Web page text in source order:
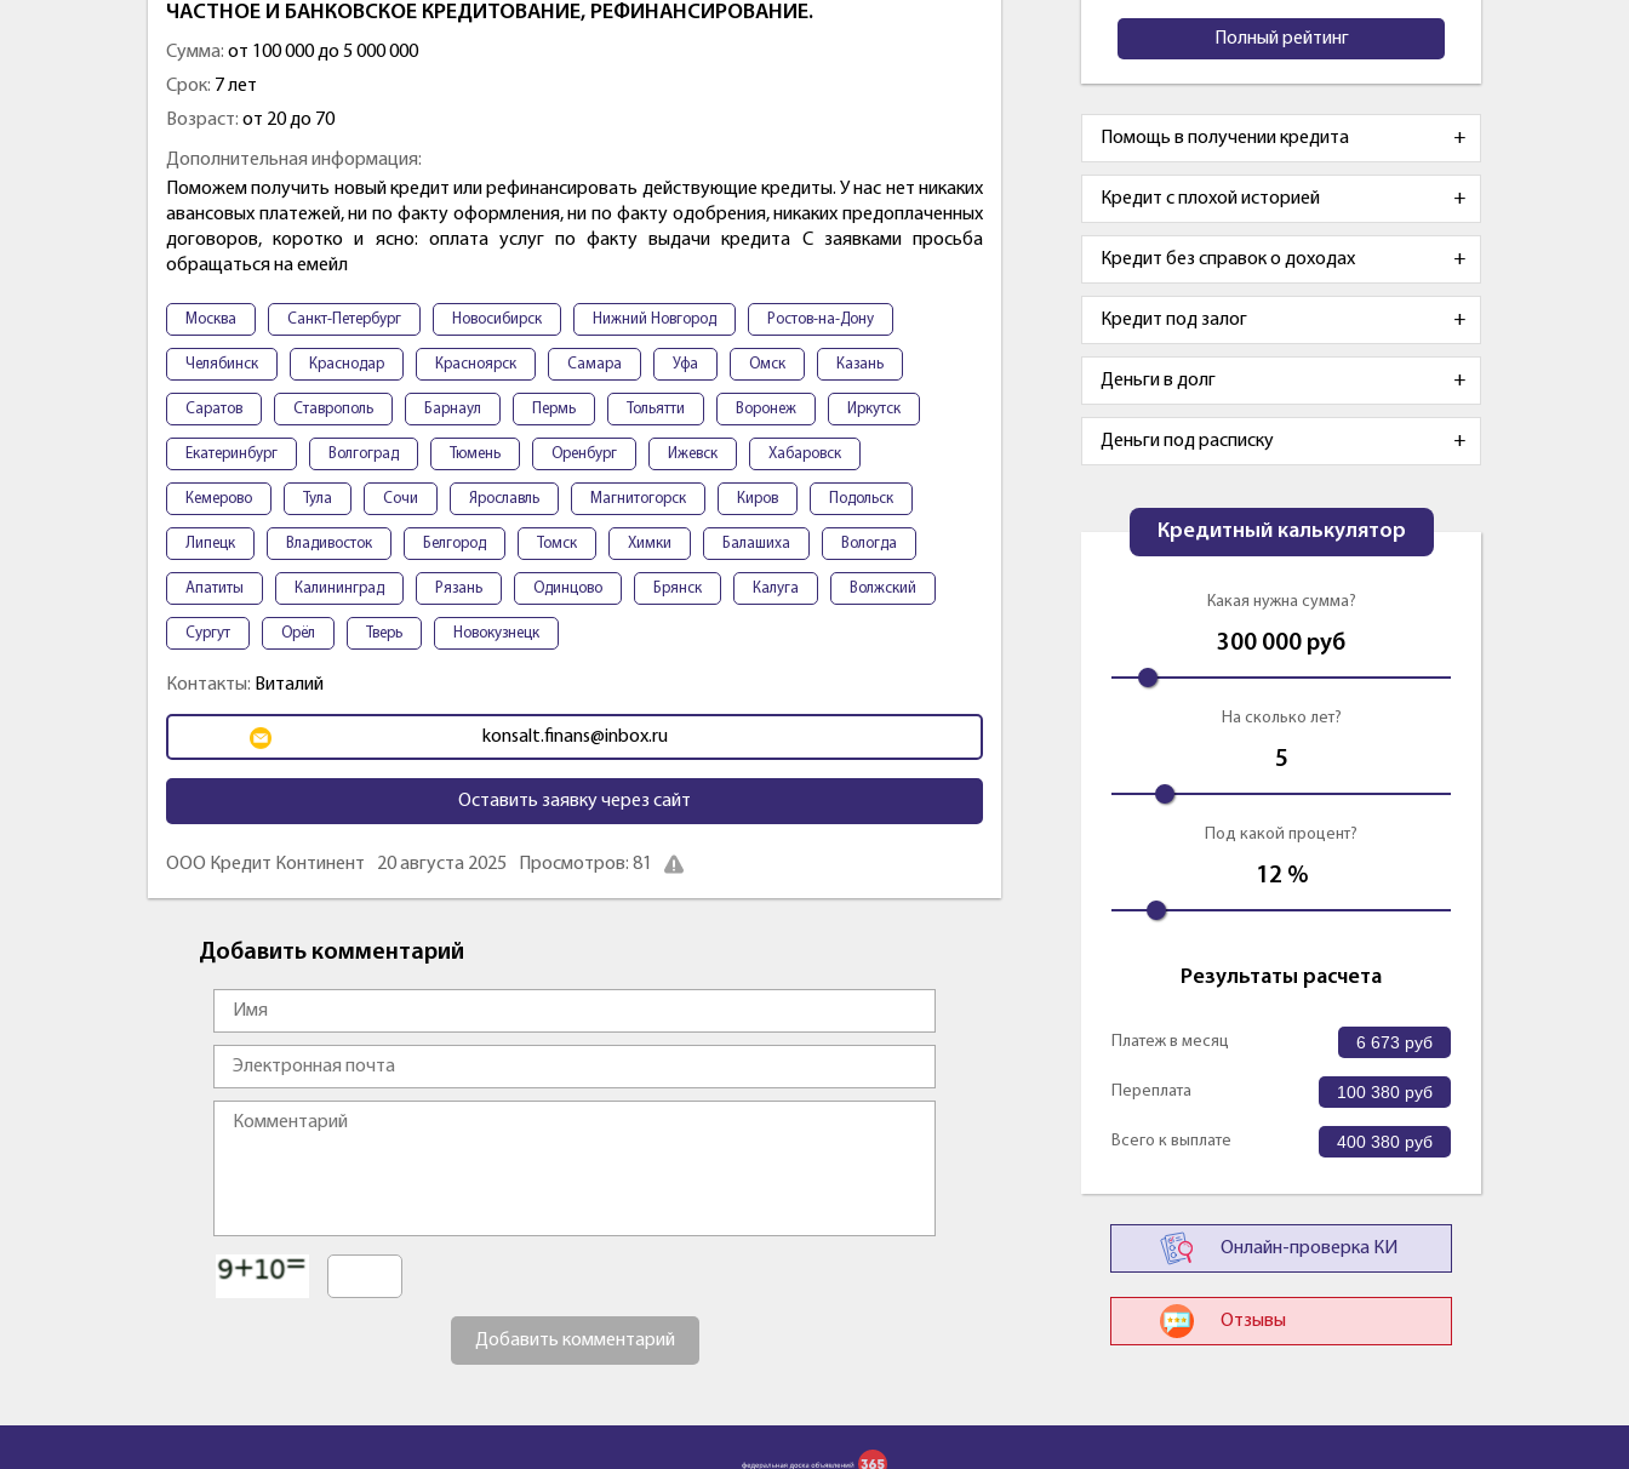
ЧАСТНОЕ И БАНКОВСКОЕ КРЕДИТОВАНИЕ, РЕФИНАНСИРОВАНИЕ.
Сумма: от 100 000 до 5 000 000
Срок: 7 лет
Возраст: от 20 до 70
Дополнительная информация:
Поможем получить новый кредит или рефинансировать действующие кредиты. У нас нет никаких
авансовых платежей, ни по факту оформления, ни по факту одобрения, никаких предоплаченных
договоров, коротко и ясно: оплата услуг по факту выдачи кредита С заявками просьба
обращаться на емейл
Москва Санкт-Петербург Новосибирск Нижний Новгород Ростов-на-Дону
Челябинск Краснодар Красноярск Самара Уфа Омск Казань
Саратов Ставрополь Барнаул Пермь Тольятти Воронеж Иркутск
Екатеринбург Волгоград Тюмень Оренбург Ижевск Хабаровск
Кемерово Тула Сочи Ярославль Магнитогорск Киров Подольск
Липецк Владивосток Белгород Томск Химки Балашиха Вологда
Апатиты Калининград Рязань Одинцово Брянск Калуга Волжский
Сургут Орёл Тверь Новокузнецк
Контакты: Виталий
konsalt.finans@inbox.ru
Оставить заявку через сайт
ООО Кредит Континент 20 августа 2025 Просмотров: 81
Добавить комментарий
Добавить комментарий
Полный рейтинг
Помощь в получении кредита
Кредит с плохой историей
Кредит без справок о доходах
Кредит под залог
Деньги в долг
Деньги под расписку
Кредитный калькулятор
Какая нужна сумма?
300 000 руб
На сколько лет?
5
Под какой процент?
12 %
Результаты расчета
Платеж в месяц 6 673 руб
Переплата 100 380 руб
Всего к выплате 400 380 руб
Онлайн-проверка КИ
Отзывы